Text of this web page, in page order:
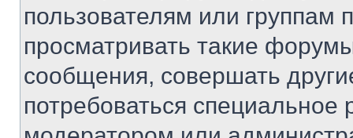
пользователям или группам
просматривать такие
сообщения, совершать
потребоваться